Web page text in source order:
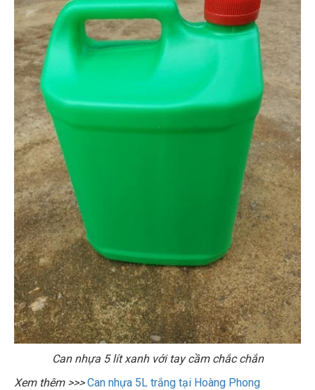
Can nhựa 5 lít xanh với tay cầm chắc chắn
Xem thêm >>>Can nhựa 5L trắng tại Hoàng Phong